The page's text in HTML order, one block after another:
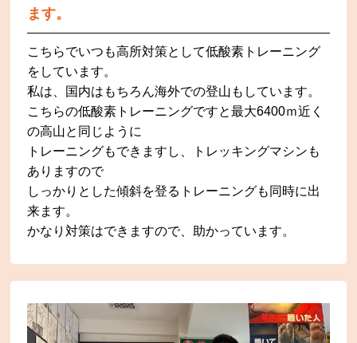
ます。
こちらでいつも高所対策として低酸素トレーニング
をしています。
私は、国内はもちろん海外での登山もしています。
こちらの低酸素トレーニングですと最大6400ｍ近く
の高山と同じように
トレーニングもできますし、トレッキングマシンも
ありますので
しっかりとした傾斜を登るトレーニングも同時に出
来ます。
かなり対策はできますので、助かっています。